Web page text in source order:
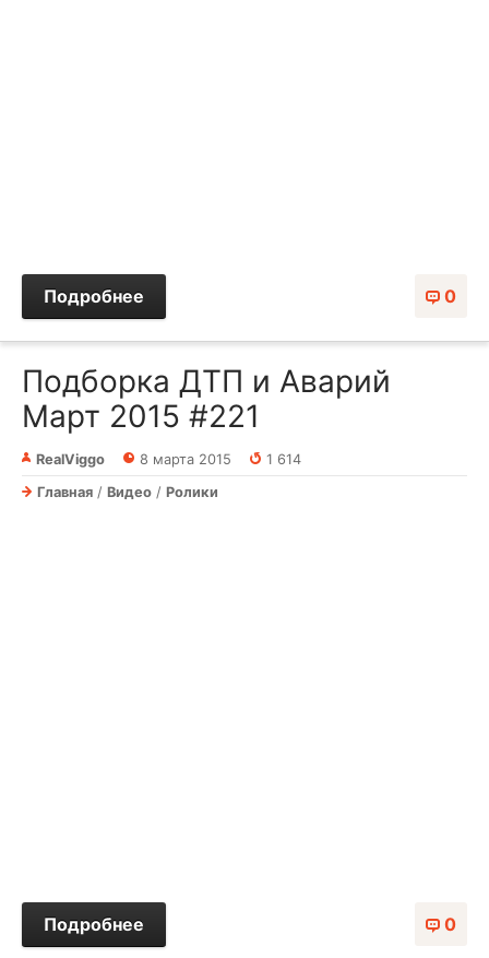
0
Подробнее
Подборка ДТП и Аварий
Март 2015 #221
RealViggo 8 марта 2015
1 614
Главная / Видео / Ролики
0
Подробнее